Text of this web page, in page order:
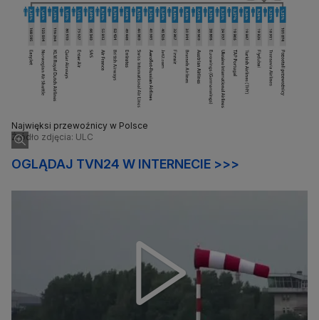
Najwięksi przewoźnicy w Polsce
Źródło zdjęcia: ULC
OGLĄDAJ TVN24 W INTERNECIE >>>